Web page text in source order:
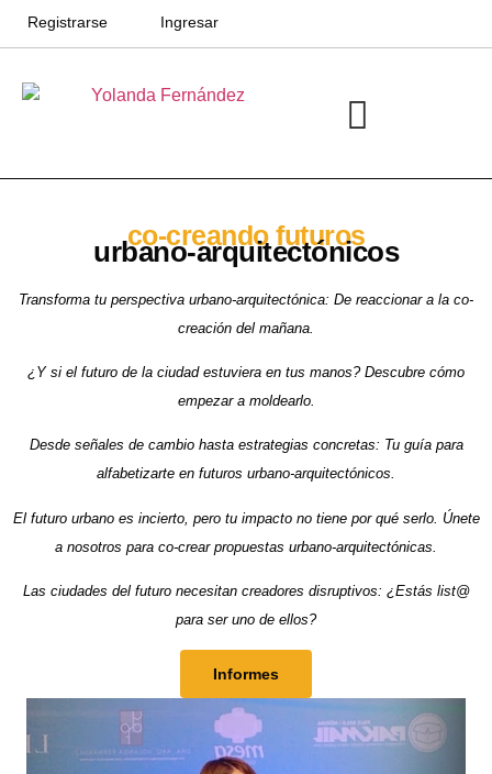
Registrarse Ingresar
co-creando futuros
urbano-arquitectónicos
Transforma tu perspectiva urbano-arquitectónica: De reaccionar a la co-
creación del mañana.
¿Y si el futuro de la ciudad estuviera en tus manos? Descubre cómo
empezar a moldearlo.
Desde señales de cambio hasta estrategias concretas: Tu guía para
alfabetizarte en futuros urbano-arquitectónicos.
El futuro urbano es incierto, pero tu impacto no tiene por qué serlo. Únete
a nosotros para co-crear propuestas urbano-arquitectónicas.
Las ciudades del futuro necesitan creadores disruptivos: ¿Estás list@
para ser uno de ellos?
Informes